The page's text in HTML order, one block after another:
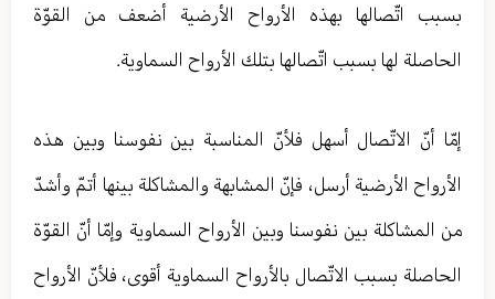
بسبب اتّصالها بهذه الأرواح الأرضية أضعف من القوّة
الحاصلة لها بسبب اتّصالها بتلك الأرواح السماوية.
إمّا أنّ الاتّصال أسهل فلأنّ المناسبة بين نفوسنا وبين هذه
الأرواح الأرضية أرسل، فإنّ المشابهة والمشاكلة بينها أتمّ وأشدّ
من المشاكلة بين نفوسنا وبين الأرواح السماوية وإمّا أنّ القوّة
الحاصلة بسبب الاتّصال بالأرواح السماوية أقوى، فلأنّ الأرواح